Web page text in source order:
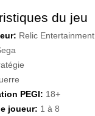
du jeu
Relic Entertainment
PEGI: 18+
joueur: 1 à 8